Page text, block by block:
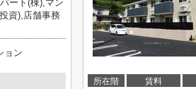
所在階 賃料
ート(棟),マン
資),店舗事務
ョン